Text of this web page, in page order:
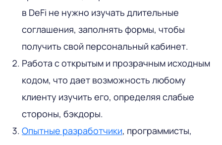
в DeFi не нужно изучать длительные
соглашения, заполнять формы, чтобы
получить свой персональный кабинет.
Работа с открытым и прозрачным исходным
кодом, что дает возможность любому
клиенту изучить его, определяя слабые
стороны, бэкдоры.
Опытные разработчики, программисты,